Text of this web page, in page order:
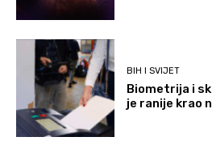
BIH I SVIJET
Biometrija i
je ranije krao